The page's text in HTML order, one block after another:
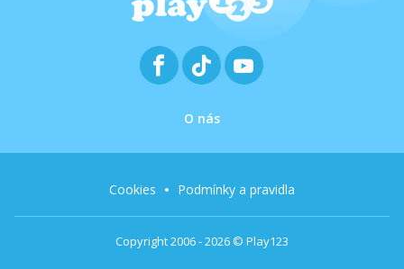
O nás
Copyright 2006 - 2026 © Play123
Cookies Podmínky a pravidla